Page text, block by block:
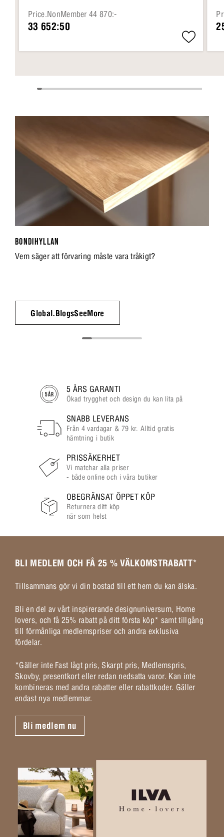
Price.NonMember 44 870:-
33 652:50
BONDIHYLLAN
Vem säger att förvaring måste vara tråkigt?
Global.BlogsSeeMore
5 ÅRS GARANTI
Ökad trygghet och design du kan lita på
SNABB LEVERANS
Från 4 vardagar & 79 kr. Alltid gratis
hämtning i butik
PRISSÄKERHET
Vi matchar alla priser
- både online och i våra butiker
OBEGRÄNSAT ÖPPET KÖP
Returnera ditt köp
när som helst
BLI MEDLEM OCH FÅ 25 % VÄLKOMSTRABATT*
Tillsammans gör vi din bostad till ett hem du kan älska.
Bli en del av vårt inspirerande designuniversum, Home
lovers, och få 25% rabatt på ditt första köp* samt tillgång
till förmånliga medlemspriser och andra exklusiva
fördelar.
*Gäller inte Fast lågt pris, Skarpt pris, Medlemspris,
Skovby, presentkort eller redan nedsatta varor. Kan inte
kombineras med andra rabatter eller rabattkoder. Gäller
endast nya medlemmar.
Bli medlem nu